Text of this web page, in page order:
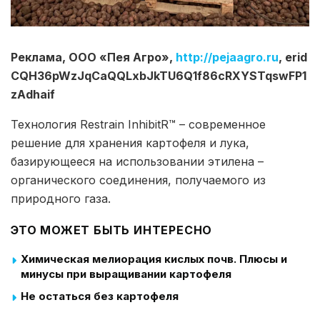
Реклама, ООО «Пея Агро», http://pejaagro.ru, erid
CQH36pWzJqCaQQLxbJkTU6Q1f86cRXYSTqswFP1
zAdhaif
Технология Restrain InhibitR™ – современное
решение для хранения картофеля и лука,
базирующееся на использовании этилена –
органического соединения, получаемого из
природного газа.
ЭТО МОЖЕТ БЫТЬ ИНТЕРЕСНО
Химическая мелиорация кислых почв. Плюсы и
минусы при выращивании картофеля
Не остаться без картофеля